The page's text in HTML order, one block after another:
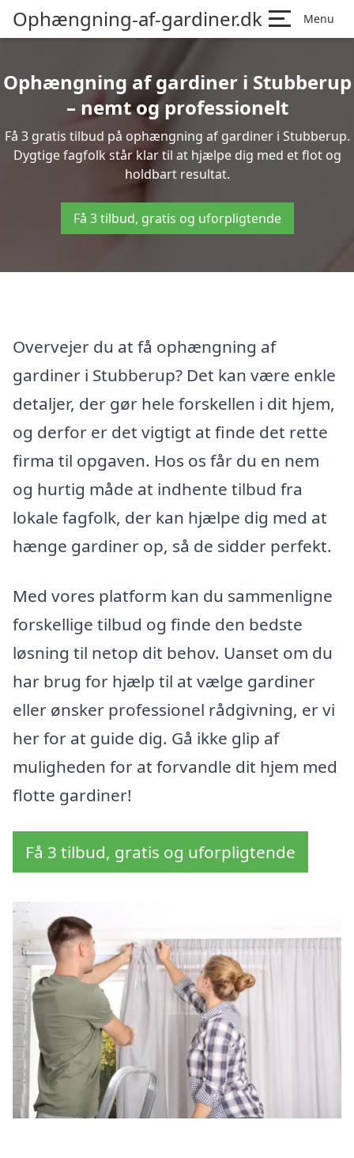
Ophængning-af-gardiner.dk Menu
Ophængning af gardiner i Stubberup
– nemt og professionelt
Få 3 gratis tilbud på ophængning af gardiner i Stubberup.
Dygtige fagfolk står klar til at hjælpe dig med et flot og
holdbart resultat.
Få 3 tilbud, gratis og uforpligtende
Overvejer du at få ophængning af
gardiner i Stubberup? Det kan være enkle
detaljer, der gør hele forskellen i dit hjem,
og derfor er det vigtigt at finde det rette
firma til opgaven. Hos os får du en nem
og hurtig måde at indhente tilbud fra
lokale fagfolk, der kan hjælpe dig med at
hænge gardiner op, så de sidder perfekt.
Med vores platform kan du sammenligne
forskellige tilbud og finde den bedste
løsning til netop dit behov. Uanset om du
har brug for hjælp til at vælge gardiner
eller ønsker professionel rådgivning, er vi
her for at guide dig. Gå ikke glip af
muligheden for at forvandle dit hjem med
flotte gardiner!
Få 3 tilbud, gratis og uforpligtende